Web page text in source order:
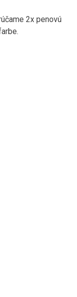
2x penovú
.